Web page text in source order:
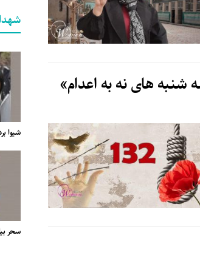
شیوا
سحر